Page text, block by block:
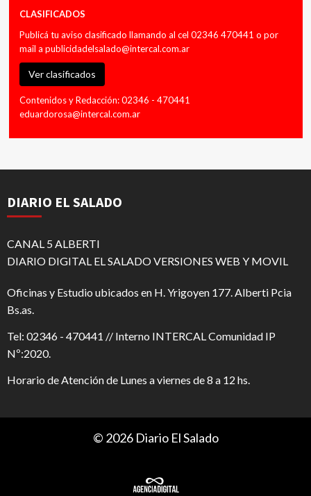
CLASIFICADOS
Publicá tu aviso clasificado llamando al cel 02346 470441 o por
mail a publicidadelsalado@intercal.com.ar
Ver clasificados
Contenidos y Redacción: 02346 - 470441
eduardorosa@intercal.com.ar
DIARIO EL SALADO
CANAL 5 ALBERTI
DIARIO DIGITAL EL SALADO VERSIONES WEB Y MOVIL
Oficinas y Estudio ubicados en H. Yrigoyen 177. Alberti Pcia
Bs.as.
Tel: 02346 - 470441 // Interno INTERCAL Comunidad IP
Nº:2020.
Horario de Atención de Lunes a viernes de 8 a 12 hs.
© 2026 Diario El Salado